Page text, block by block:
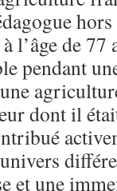
l’âge de
pendant
dont il
et une